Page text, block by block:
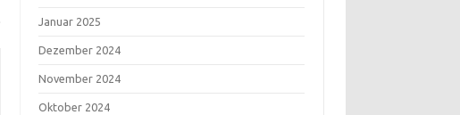
Januar 2025
Dezember 2024
November 2024
Oktober 2024